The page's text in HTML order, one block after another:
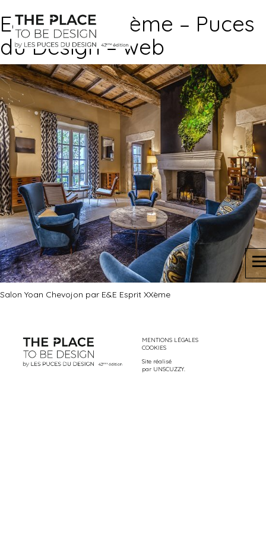
E&E Esprit XXème – Puces
du Design – web
Salon Yoan Chevojon par E&E Esprit XXème
MENTIONS LÉGALES
COOKIES
Site réalisé
par UNSCUZZY